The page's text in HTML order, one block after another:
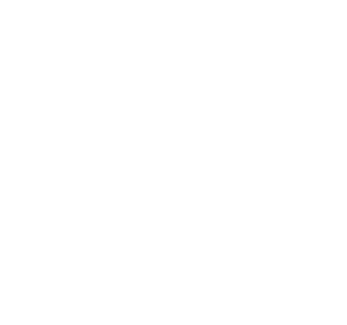
守護的虔誠心意
，共同向七娘媽祝壽祈福
、事業順遂、百邪退散。